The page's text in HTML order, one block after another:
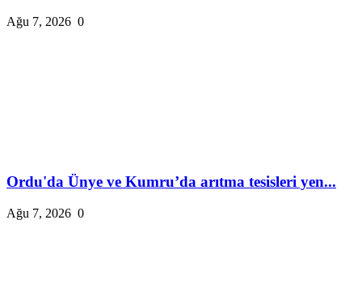
Ağu 7, 2026 0
Ordu'da Ünye ve Kumru’da arıtma tesisleri yen...
Ağu 7, 2026 0